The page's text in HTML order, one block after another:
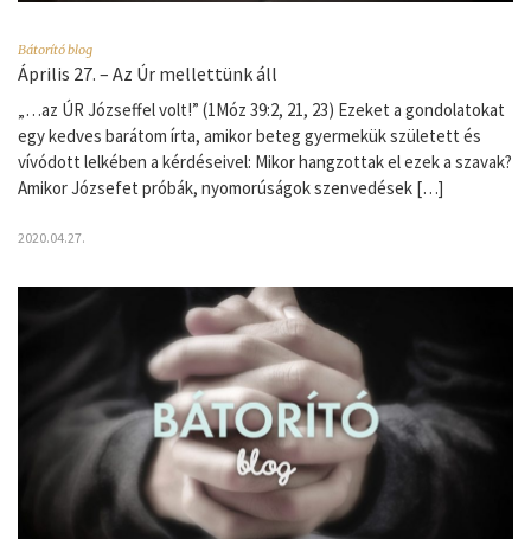
Bátorító blog
Április 27. – Az Úr mellettünk áll
„…az ÚR Józseffel volt!” (1Móz 39:2, 21, 23) Ezeket a gondolatokat
egy kedves barátom írta, amikor beteg gyermekük született és
vívódott lelkében a kérdéseivel: Mikor hangzottak el ezek a szavak?
Amikor Józsefet próbák, nyomorúságok szenvedések […]
2020.04.27.